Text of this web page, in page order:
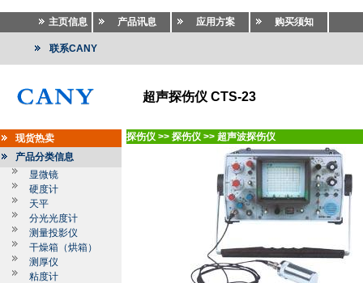
主页信息 产品讯息 应用方案 购买须知
联系CANY
超声探伤仪 CTS-23
现货热卖
产品分类信息
显微镜
硬度计
天平
分光光度计
测量投影仪
干燥箱（烘箱）
测厚仪
粘度计
探伤仪 >> 探伤仪 >> 超声波探伤仪